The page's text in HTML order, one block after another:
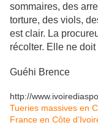
sommaires, des
torture, des viols,
est clair. La
récolter. Elle ne
Guéhi Brence
http://
Tueries massives en
France en Côte